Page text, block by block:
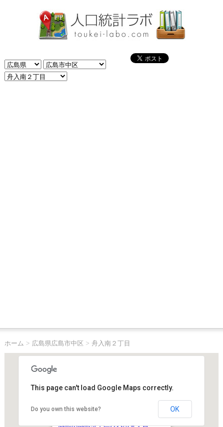
ホーム > 広島県広島市中区 > 舟入南２丁目
広島県広島市中区舟入南２丁目
This page can't load Google Maps correctly.
Do you own this website? OK